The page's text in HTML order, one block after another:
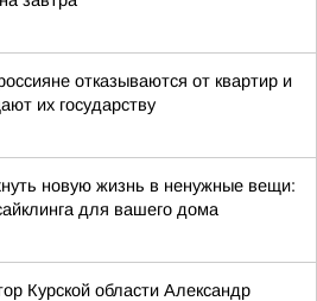
отказываются от квартир и
их государству
новую жизнь в ненужные вещи:
для вашего дома
Курской области Александр